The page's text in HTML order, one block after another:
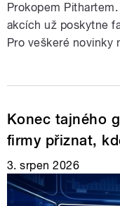
Prokopem
akcích už poskytne
Pro veškeré novinky
Konec tajného
firmy přiznat,
3. srpen 2026